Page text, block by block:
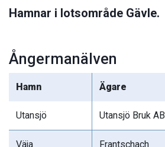
Hamnar i lotsområde Gävle.
Ångermanälven
Hamn Ägare
Utansjö Utansjö Bruk AB
Väja
Frantschach